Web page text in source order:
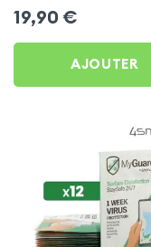
19,90 €
AJOUTER